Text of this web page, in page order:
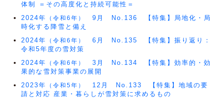
体制 ＝その高度化と持続可能性＝
2024年
（令和6年）
9月 No.136 【特集】局地化・局
時化する降雪と備え
2024年
（令和6年）
6月 No.135 【特集】振り返り：
令和5年度の雪対策
2024年
（令和6年）
3月 No.134 【特集】効率的・効
果的な雪対策事業の展開
2023年
（令和5年）
12月 No.133 【特集】地域の要
請と対応 産業・暮らしが雪対策に求めるもの